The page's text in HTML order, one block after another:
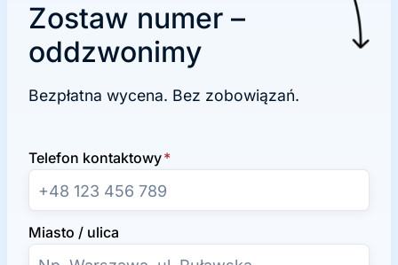
Zostaw numer –
oddzwonimy
Bezpłatna wycena. Bez zobowiązań.
Telefon kontaktowy*
Miasto / ulica